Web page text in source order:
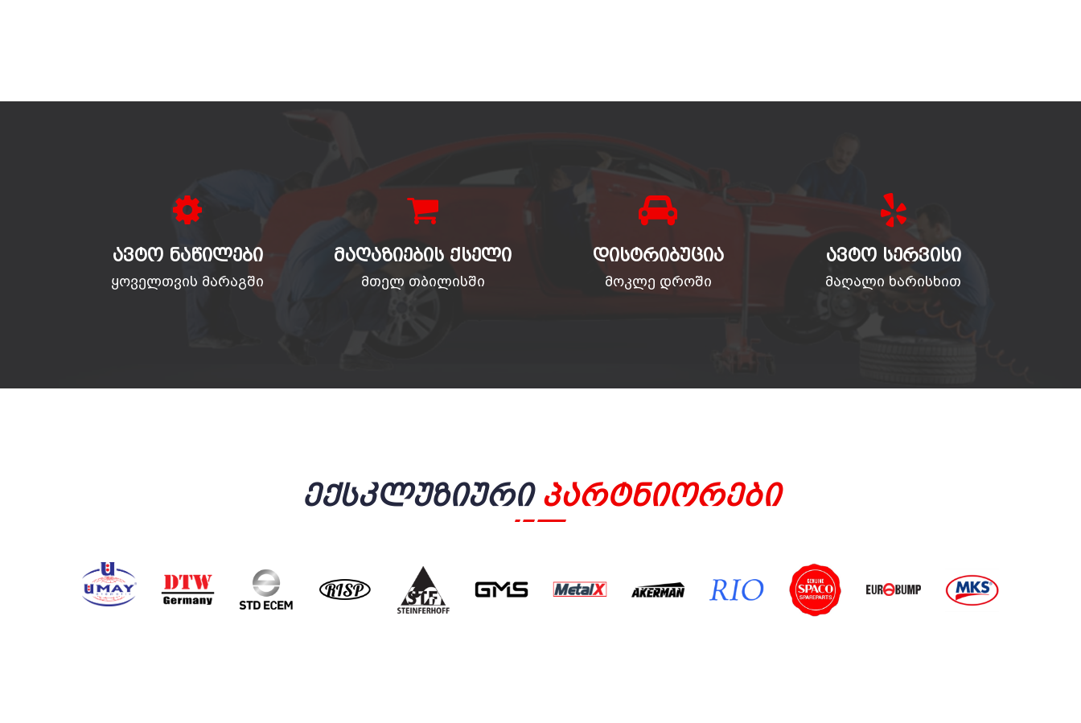
ᲐᲕᲢᲝ ᲜᲐᲬᲘᲚᲔᲑᲘ
ყოველთვის მარაგში
ᲛᲐᲦᲐᲖᲘᲔᲑᲘᲡ ᲥᲡᲔᲚᲘ
მთელ თბილისში
ᲓᲘᲡᲢᲠᲘᲑᲣᲪᲘᲐ
მოკლე დროში
ᲐᲕᲢᲝ ᲡᲔᲠᲕᲘᲡᲘ
მაღალი ხარისხით
Ექსკლუზიური Პარტნიორები